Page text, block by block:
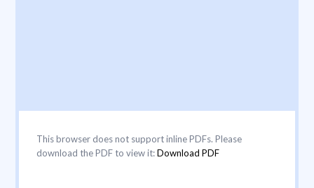
This browser does not support inline PDFs. Please
download the PDF to view it:Download PDF